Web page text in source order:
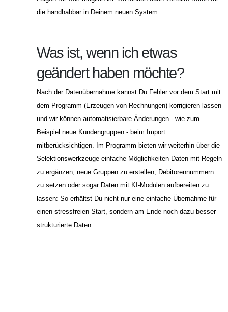
die handhabbar in Deinem neuen System.
Was ist, wenn ich etwas
geändert haben möchte?
Nach der Datenübernahme kannst Du Fehler vor dem Start mit
dem Programm (Erzeugen von Rechnungen) korrigieren lassen
und wir können automatisierbare Änderungen - wie zum
Beispiel neue Kundengruppen - beim Import
mitberücksichtigen. Im Programm bieten wir weiterhin über die
Selektionswerkzeuge einfache Möglichkeiten Daten mit Regeln
zu ergänzen, neue Gruppen zu erstellen, Debitorennummern
zu setzen oder sogar Daten mit KI-Modulen aufbereiten zu
lassen: So erhältst Du nicht nur eine einfache Übernahme für
einen stressfreien Start, sondern am Ende noch dazu besser
strukturierte Daten.